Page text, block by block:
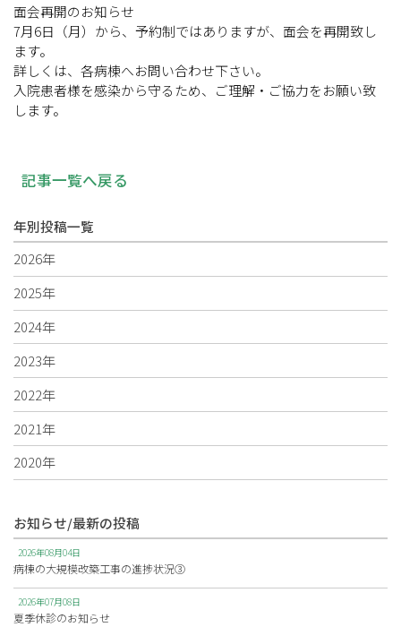
面会再開のお知らせ
7月6日（月）から、予約制ではありますが、 面会を再開致し
ます。
詳しくは、各病棟へお問い合わせ下さい。
入院患者様を感染から守るため、ご理解・ ご協力をお願い致
します。
記事一覧へ戻る
年別投稿一覧
2026年
2025年
2024年
2023年
2022年
2021年
2020年
お知らせ/最新の投稿
2026年08月04日
病棟の大規模改築工事の進捗状況③
2026年07月08日
夏季休診のお知らせ